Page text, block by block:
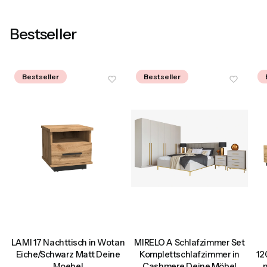
Bestseller
Bestseller
LAMI 17 Nachttisch in Wotan
Eiche/Schwarz Matt Deine
Bestseller
MIRELO A Schlafzimmer Set
Komplettschlafzimmer in